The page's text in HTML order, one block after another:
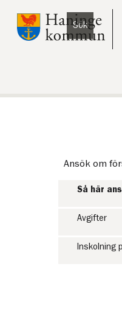
Till innehåll på sidan
Lyssna Sök
Ansök om
Så här
Avgifter
Inskolning